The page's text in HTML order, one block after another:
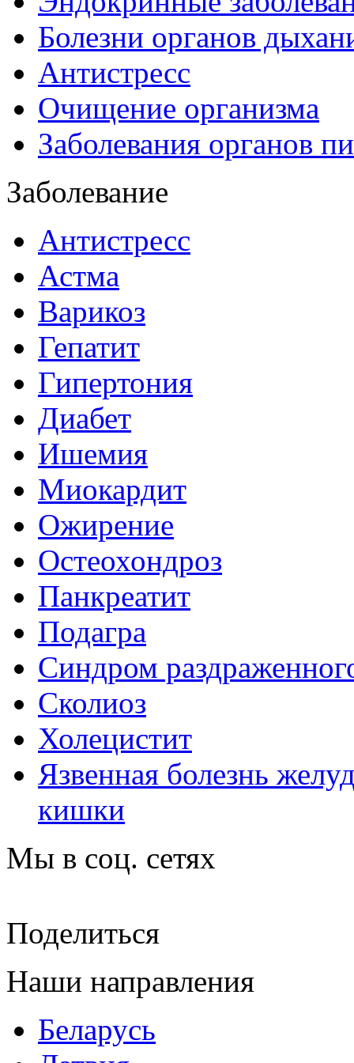
Болезни органов
Антистресс
Очищение организма
Заболевания органов
Заболевание
Антистресс
Астма
Варикоз
Гепатит
Гипертония
Диабет
Ишемия
Миокардит
Ожирение
Остеохондроз
Панкреатит
Подагра
Синдром
Сколиоз
Холецистит
Язвенная болезнь
кишки
Мы в соц. сетях
Поделиться
Наши направления
Беларусь